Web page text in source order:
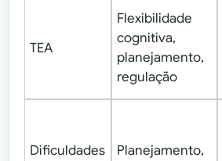
TEA
Flexibilidade
cognitiva,
planejamento,
regulação
Dificuldades
Planejamento,